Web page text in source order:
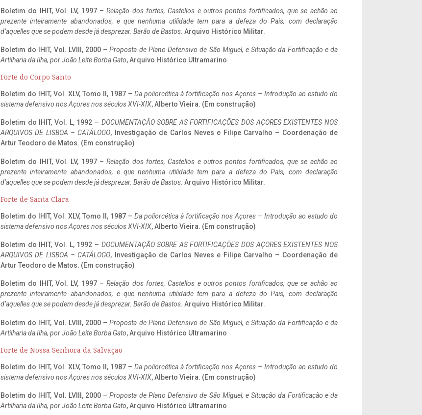
Boletim do IHIT, Vol. LV, 1997 –Relação dos fortes, Castellos e outros pontos fortificados, que se achão ao
prezente inteiramente abandonados, e que nenhuma utilidade tem para a defeza do Pais, com declaração
d’aquelles que se podem desde já desprezar. Barão de Bastos. Arquivo Histórico Militar.
Boletim do IHIT, Vol. LVIII, 2000 –Proposta de Plano Defensivo de São Miguel, e Situação da Fortificação e da
Artilharia da Ilha, por João Leite Borba Gato, Arquivo Histórico Ultramarino
Forte do Corpo Santo
Boletim do IHIT, Vol. XLV, Tomo II, 1987 – Da poliorcética à fortificação nos Açores – Introdução ao estudo do
sistema defensivo nos Açores nos séculos XVI-XIX, Alberto Vieira. (Em construção)
Boletim do IHIT, Vol. L, 1992 – DOCUMENTAÇÃO SOBRE AS FORTIFICAÇÕES DOS AÇORES EXISTENTES NOS
ARQUIVOS DE LISBOA – CATÁLOGO, Investigação de Carlos Neves e Filipe Carvalho – Coordenação de
Artur Teodoro de Matos. (Em construção)
Boletim do IHIT, Vol. LV, 1997 –Relação dos fortes, Castellos e outros pontos fortificados, que se achão ao
prezente inteiramente abandonados, e que nenhuma utilidade tem para a defeza do Pais, com declaração
d’aquelles que se podem desde já desprezar. Barão de Bastos. Arquivo Histórico Militar.
Forte de Santa Clara
Boletim do IHIT, Vol. XLV, Tomo II, 1987 – Da poliorcética à fortificação nos Açores – Introdução ao estudo do
sistema defensivo nos Açores nos séculos XVI-XIX, Alberto Vieira. (Em construção)
Boletim do IHIT, Vol. L, 1992 – DOCUMENTAÇÃO SOBRE AS FORTIFICAÇÕES DOS AÇORES EXISTENTES NOS
ARQUIVOS DE LISBOA – CATÁLOGO, Investigação de Carlos Neves e Filipe Carvalho – Coordenação de
Artur Teodoro de Matos. (Em construção)
Boletim do IHIT, Vol. LV, 1997 –Relação dos fortes, Castellos e outros pontos fortificados, que se achão ao
prezente inteiramente abandonados, e que nenhuma utilidade tem para a defeza do Pais, com declaração
d’aquelles que se podem desde já desprezar. Barão de Bastos. Arquivo Histórico Militar.
Boletim do IHIT, Vol. LVIII, 2000 –Proposta de Plano Defensivo de São Miguel, e Situação da Fortificação e da
Artilharia da Ilha, por João Leite Borba Gato, Arquivo Histórico Ultramarino
Forte de Nossa Senhora da Salvação
Boletim do IHIT, Vol. XLV, Tomo II, 1987 – Da poliorcética à fortificação nos Açores – Introdução ao estudo do
sistema defensivo nos Açores nos séculos XVI-XIX, Alberto Vieira. (Em construção)
Boletim do IHIT, Vol. LVIII, 2000 –Proposta de Plano Defensivo de São Miguel, e Situação da Fortificação e da
Artilharia da Ilha, por João Leite Borba Gato, Arquivo Histórico Ultramarino